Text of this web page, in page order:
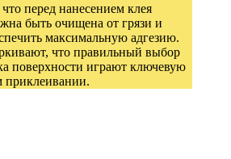
перед нанесением клея
быть очищена от грязи и
максимальную адгезию.
что правильный выбор
поверхности играют ключевую
приклеивании.